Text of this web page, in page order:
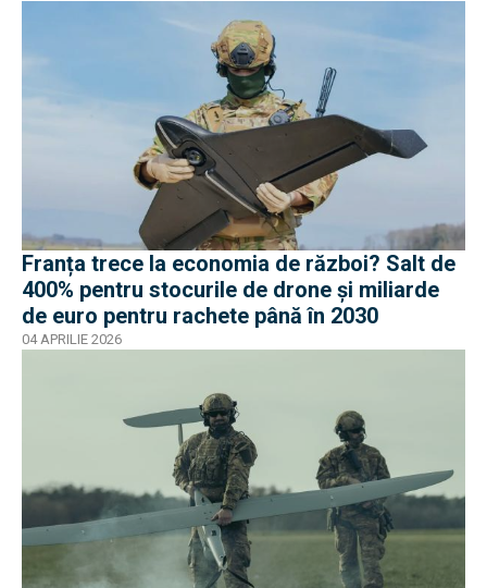
Franța trece la economia de război? Salt de
400% pentru stocurile de drone și miliarde
de euro pentru rachete până în 2030
04 APRILIE 2026